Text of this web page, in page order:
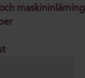
maskininlärning